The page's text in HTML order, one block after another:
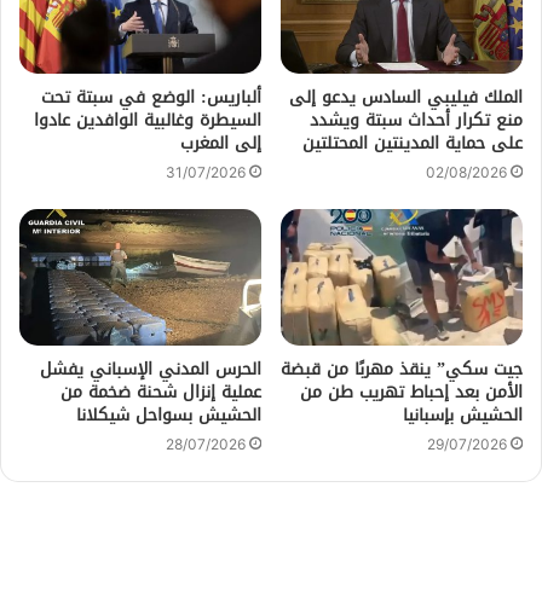
الملك فيليبي السادس يدعو إلى
منع تكرار أحداث سبتة ويشدد
على حماية المدينتين المحتلتين
02/08/2026
ألباريس: الوضع في سبتة تحت
السيطرة وغالبية الوافدين عادوا
إلى المغرب
31/07/2026
جيت سكي” ينقذ مهربًا من قبضة
الأمن بعد إحباط تهريب طن من
الحشيش بإسبانيا
29/07/2026
الحرس المدني الإسباني يفشل
عملية إنزال شحنة ضخمة من
الحشيش بسواحل شيكلانا
28/07/2026